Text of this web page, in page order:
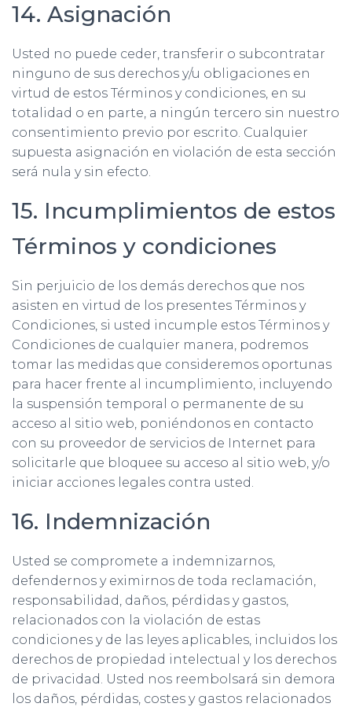
14. Asignación
Usted no puede ceder, transferir o subcontratar
ninguno de sus derechos y/u obligaciones en
virtud de estos Términos y condiciones, en su
totalidad o en parte, a ningún tercero sin nuestro
consentimiento previo por escrito. Cualquier
supuesta asignación en violación de esta sección
será nula y sin efecto.
15. Incumplimientos de estos
Términos y condiciones
Sin perjuicio de los demás derechos que nos
asisten en virtud de los presentes Términos y
Condiciones, si usted incumple estos Términos y
Condiciones de cualquier manera, podremos
tomar las medidas que consideremos oportunas
para hacer frente al incumplimiento, incluyendo
la suspensión temporal o permanente de su
acceso al sitio web, poniéndonos en contacto
con su proveedor de servicios de Internet para
solicitarle que bloquee su acceso al sitio web, y/o
iniciar acciones legales contra usted.
16. Indemnización
Usted se compromete a indemnizarnos,
defendernos y eximirnos de toda reclamación,
responsabilidad, daños, pérdidas y gastos,
relacionados con la violación de estas
condiciones y de las leyes aplicables, incluidos los
derechos de propiedad intelectual y los derechos
de privacidad. Usted nos reembolsará sin demora
los daños, pérdidas, costes y gastos relacionados